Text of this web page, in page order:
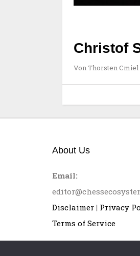
Christof
Von Thorsten
About Us
Email:
Disclaimer | Privacy
Terms of Service